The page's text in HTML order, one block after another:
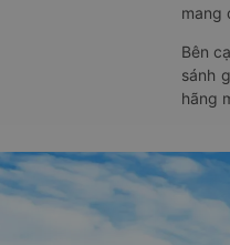
mang
Bên
sánh
hãng